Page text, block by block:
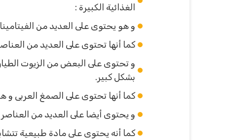
الغذائية الكبيرة :
و هو يحتوى على العديد من الفيتامينات المتنوعة منها فيتامبن
كما أنها تحتوى على العديد من
بشكل كبير.
كما أنها تحتوى على الصمغ العربى
و يحتوى أيضا على العديد من
كما أنه يحتوى على مادة طبيعية